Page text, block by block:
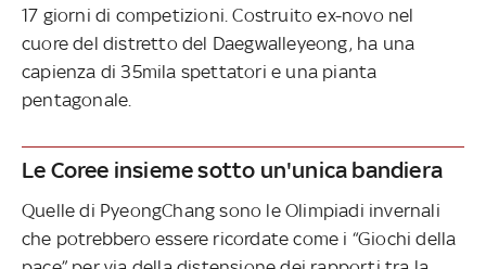
17 giorni di competizioni. Costruito ex-novo nel
cuore del distretto del Daegwalleyeong, ha una
capienza di 35mila spettatori e una pianta
pentagonale.
Le Coree insieme sotto un'unica bandiera
Quelle di PyeongChang sono le Olimpiadi invernali
che potrebbero essere ricordate come i “Giochi della